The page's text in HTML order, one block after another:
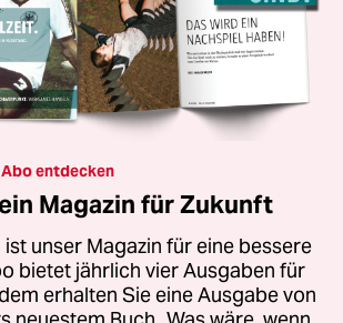
Abo entdecken
Magazin für Zukunft
ist unser Magazin für eine bessere
bietet jährlich vier Ausgaben für
erhalten Sie eine Ausgabe von